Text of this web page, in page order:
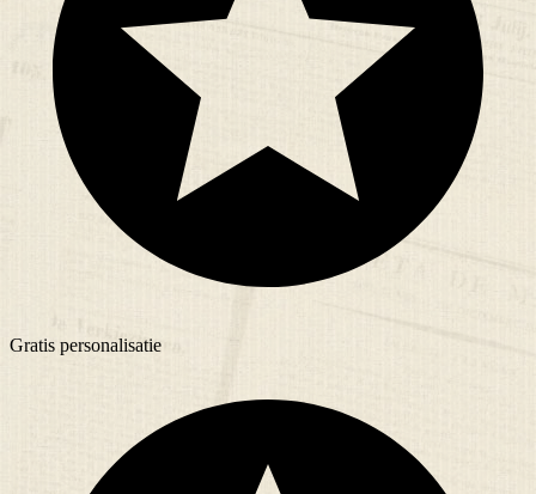
Gratis personalisatie